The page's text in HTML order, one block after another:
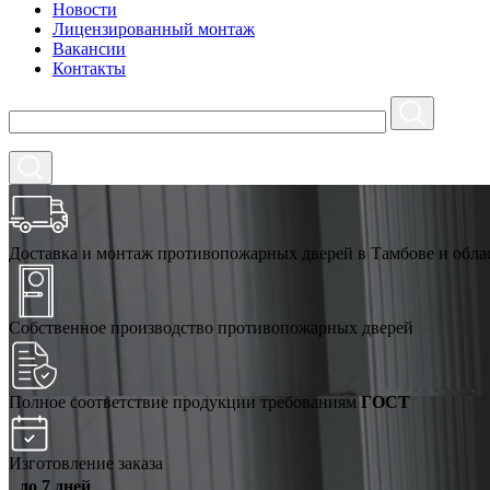
Новости
Лицензированный монтаж
Вакансии
Контакты
Доставка и монтаж противопожарных дверей в Тамбове и
Собственное производство противопожарных дверей
Полное соответствие продукции требованиямГОСТ
Изготовление заказа
до 7 дней